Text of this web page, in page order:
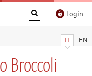
Login
IT EN
Broccoli